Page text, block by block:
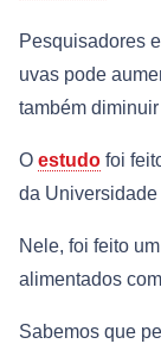
Pesquisadores
uvas pode
também
O estudo foi
da
Nele, foi feito
alimentados
Sabemos que